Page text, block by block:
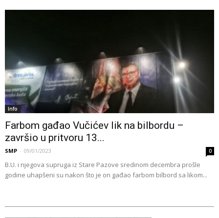
Info
Farbom gađao Vučićev lik na bilbordu –
završio u pritvoru 13...
SMP - 09/01/2023 0
B.U. i njegova supruga iz Stare Pazove sredinom decembra prošle
godine uhapšeni su nakon što je on gađao farbom bilbord sa likom...